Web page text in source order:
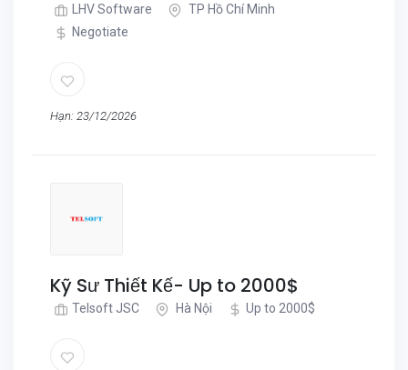
LHV Software
TP Hồ Chí Minh
Negotiate
Hạn: 23/12/2026
Kỹ Sư Thiết Kế- Up to 2000$
Telsoft JSC Hà Nội Up to 2000$